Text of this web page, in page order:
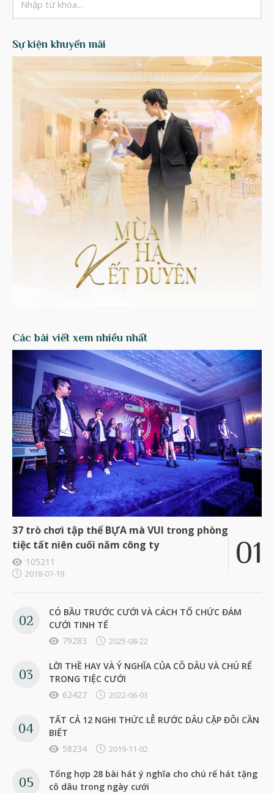
Sự kiện khuyến mãi
Các bài viết xem nhiều nhất
37 trò chơi tập thể BỰA mà VUI trong phòng
tiệc tất niên cuối năm công ty
105211
2018-07-19
CÓ BẦU TRƯỚC CƯỚI VÀ CÁCH TỔ CHỨC ĐÁM
CƯỚI TINH TẾ
79283
2025-08-22
LỜI THỀ HAY VÀ Ý NGHĨA CỦA CÔ DÂU VÀ CHÚ RỂ
TRONG TIỆC CƯỚI
62427
2022-06-03
TẤT CẢ 12 NGHI THỨC LỄ RƯỚC DÂU CẶP ĐÔI CẦN
BIẾT
58234
2019-11-02
Tổng hợp 28 bài hát ý nghĩa cho chú rể hát tặng
cô dâu trong ngày cưới